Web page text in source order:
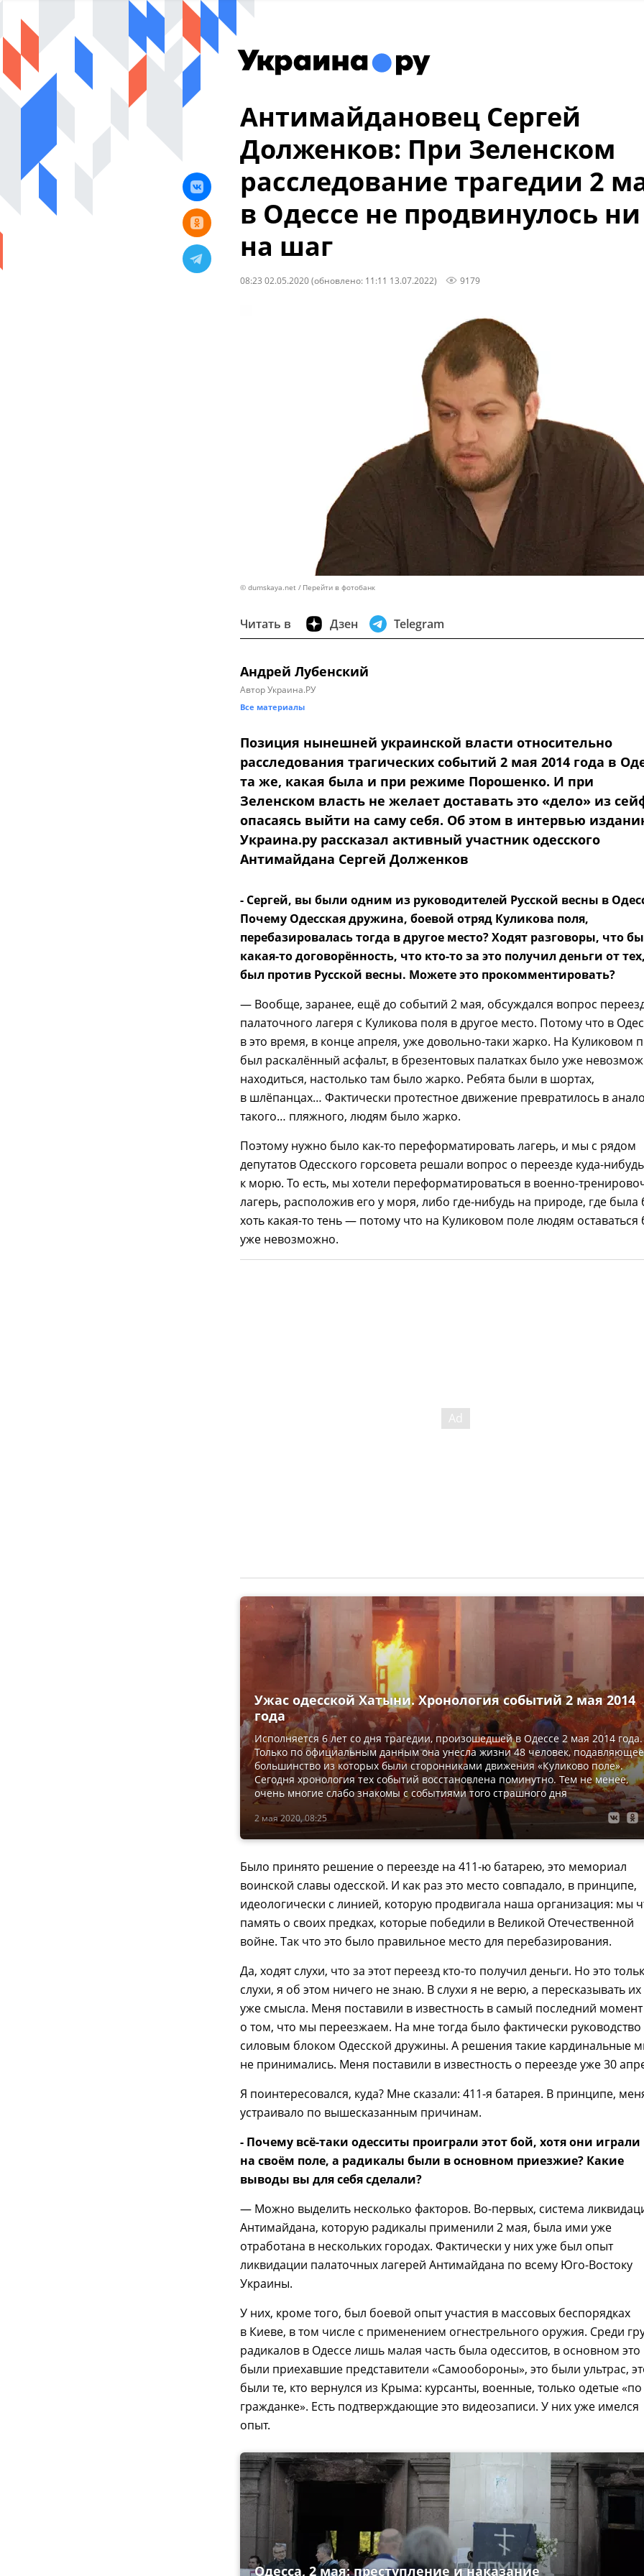
Антимайдановец Сергей
Долженков: При Зеленском
расследование трагедии 2
в Одессе не продвинулось ни
на шаг
08:23 02.05.2020(обновлено: 11:11 13.07.2022) 9179
© dumskaya.net Перейти в фотобанк
Читать в Дзен Telegram
Андрей Лубенский
Автор Украина.РУ
Все материалы
Позиция нынешней украинской власти относительно
расследования трагических событий 2 мая 2014 года в
та же, какая была и при режиме Порошенко. И при
Зеленском власть не желает доставать это «дело» из
опасаясь выйти на саму себя. Об этом в интервью
Украина.ру рассказал активный участник одесского
Антимайдана Сергей Долженков
- Сергей, вы были одним из руководителей Русской весны в
Почему Одесская дружина, боевой отряд Куликова поля,
перебазировалась тогда в другое место? Ходят разговоры, что
какая-то договорённость, что кто-то за это получил деньги от
был против Русской весны. Можете это прокомментировать?
— Вообще, заранее, ещё до событий 2 мая, обсуждался вопрос
палаточного лагеря с Куликова поля в другое место. Потому что в
в это время, в конце апреля, уже довольно-таки жарко. На Куликовом
был раскалённый асфальт, в брезентовых палатках было уже
находиться, настолько там было жарко. Ребята были в шортах,
в шлёпанцах… Фактически протестное движение превратилось в
такого… пляжного, людям было жарко.
Поэтому нужно было как-то переформатировать лагерь, и мы с рядом
депутатов Одесского горсовета решали вопрос о переезде куда-нибудь
к морю. То есть, мы хотели переформатироваться в военно-
лагерь, расположив его у моря, либо где-нибудь на природе, где была
хоть какая-то тень — потому что на Куликовом поле людям
уже невозможно.
2 мая 2020, 08:25
Ужас одесской Хатыни. Хронология событий 2 мая 2014
года
Исполняется 6 лет со дня трагедии, произошедшей в Одессе 2 мая 2014 года.
Только по официальным данным она унесла жизни 48 человек, подавляющее
большинство из которых были сторонниками движения «Куликово поле».
Сегодня хронология тех событий восстановлена поминутно. Тем не менее,
очень многие слабо знакомы с событиями того страшного дня
Было принято решение о переезде на 411-ю батарею, это мемориал
воинской славы одесской. И как раз это место совпадало, в принципе,
идеологически с линией, которую продвигала наша организация: мы
память о своих предках, которые победили в Великой Отечественной
войне. Так что это было правильное место для перебазирования.
Да, ходят слухи, что за этот переезд кто-то получил деньги. Но это
слухи, я об этом ничего не знаю. В слухи я не верю, а пересказывать их
уже смысла. Меня поставили в известность в самый последний момент
о том, что мы переезжаем. На мне тогда было фактически руководство
силовым блоком Одесской дружины. А решения такие кардинальные
не принимались. Меня поставили в известность о переезде уже 30
Я поинтересовался, куда? Мне сказали: 411-я батарея. В принципе,
устраивало по вышесказанным причинам.
- Почему всё-таки одесситы проиграли этот бой, хотя они играли
на своём поле, а радикалы были в основном приезжие? Какие
выводы вы для себя сделали?
— Можно выделить несколько факторов. Во-первых, система
Антимайдана, которую радикалы применили 2 мая, была ими уже
отработана в нескольких городах. Фактически у них уже был опыт
ликвидации палаточных лагерей Антимайдана по всему Юго-Востоку
Украины.
У них, кроме того, был боевой опыт участия в массовых беспорядках
в Киеве, в том числе с применением огнестрельного оружия. Среди
радикалов в Одессе лишь малая часть была одесситов, в основном это
были приехавшие представители «Самообороны», это были ультрас,
были те, кто вернулся из Крыма: курсанты, военные, только одетые «по
гражданке». Есть подтверждающие это видеозаписи. У них уже имелся
опыт.
Одесса, 2 мая: преступление и наказание